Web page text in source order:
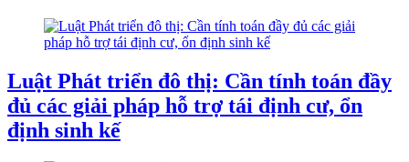
Luật Phát triển đô thị: Cần tính toán đầy
đủ các giải pháp hỗ trợ tái định cư, ổn
định sinh kế